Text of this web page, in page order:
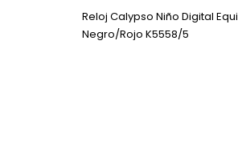
Reloj Calypso Niño Digital
Negro/Rojo K5558/5